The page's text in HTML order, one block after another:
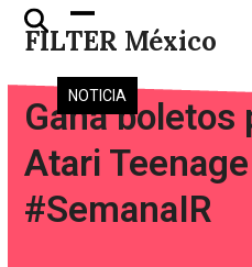
Skip
FILTER México
Open
mobile
menu
Close
mobile
menu
NOTICIA
Gana boletos
Atari
#SemanaIR